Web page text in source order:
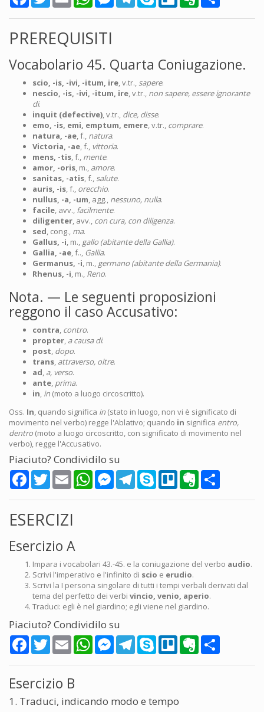
PREREQUISITI
Vocabolario 45. Quarta Coniugazione.
scio, -is, -ivi, -itum, ire, v.tr., sapere.
nescio, -is, -ivi, -itum, ire, v.tr., non sapere, essere ignorante
di.
inquit (defective), v.tr., dice, disse.
emo, -is, emi, emptum, emere, v.tr., comprare.
natura, -ae, f., natura.
Victoria, -ae, f., vittoria.
mens, -tis, f., mente.
amor, -oris, m., amore.
sanitas, -atis, f., salute.
auris, -is, f., orecchio.
nullus, -a, -um, agg., nessuno, nulla.
facile, avv., facilmente.
diligenter, avv., con cura, con diligenza.
sed, cong., ma.
Gallus, -i, m., gallo (abitante della Gallia).
Gallia, -ae, f.., Gallia.
Germanus, -i, m., germano (abitante della Germania).
Rhenus, -i, m., Reno.
Nota. — Le seguenti proposizioni
reggono il caso Accusativo:
contra, contro.
propter, a causa di.
post, dopo.
trans, attraverso, oltre.
ad, a, verso.
ante, prima.
in, in (moto a luogo circoscritto).
Oss. In, quando significa in (stato in luogo, non vi è significato di
movimento nel verbo) regge l'Ablativo; quando in significa entro,
dentro (moto a luogo circoscritto, con significato di movimento nel
verbo), regge l'Accusativo.
Piaciuto? Condividilo su
FacebookTwitterEmail WhatsAppMessengerTelegramSkype Trello Evernote
ESERCIZI
Esercizio A
Impara i vocabolari 43.-45. e la coniugazione del verbo audio.
Scrivi l'imperativo e l'infinito di scio e erudio.
Scrivi la I persona singolare di tutti i tempi verbali derivati dal
tema del perfetto dei verbi vincio, venio, aperio.
Traduci: egli è nel giardino; egli viene nel giardino.
Piaciuto? Condividilo su
FacebookTwitterEmail WhatsAppMessengerTelegramSkype Trello Evernote
Esercizio B
1. Traduci, indicando modo e tempo